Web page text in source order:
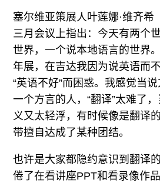
塞尔维亚策展人叶莲娜·维齐希
三月会议上指出：今天有两个
世界，一个说本地语言的世界
年展，在吉达我因为说英语而
“英语不好”而困惑。我感觉当
一个方言的人，“翻译”太难了
义又太轻浮，有时候像是翻译
带擅自达成了某种团结。
也许是大家都隐约意识到翻译
倦了在看讲座PPT和看录像作